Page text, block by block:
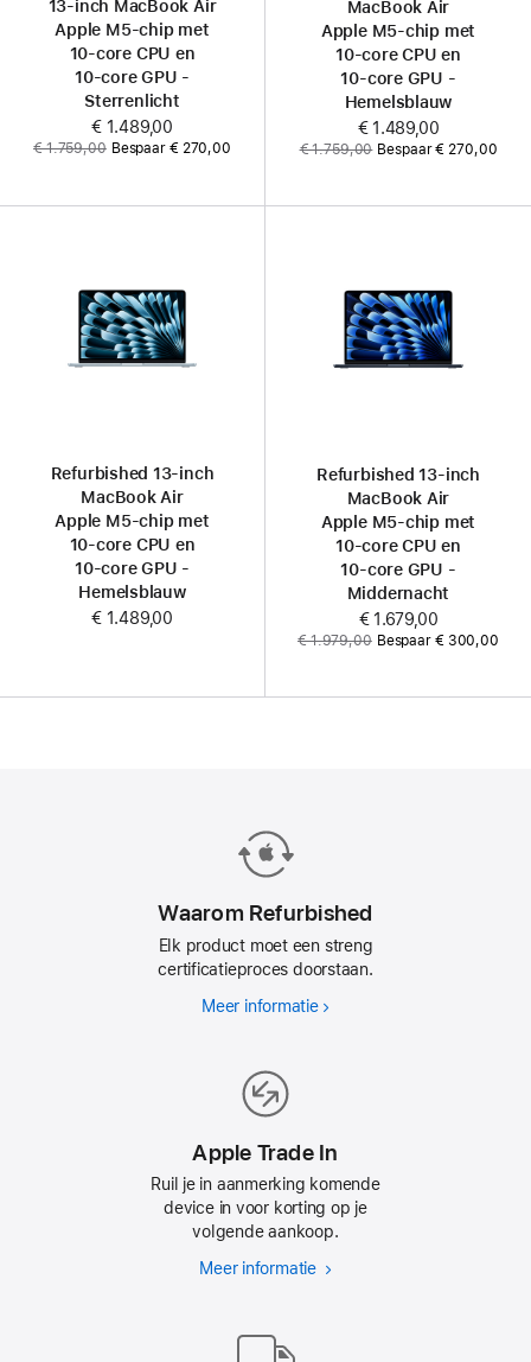
13‑inch MacBook Air
Apple M5-chip met
10‑core CPU en
10‑core GPU -
Sterrenlicht
Now
€ 1.489,00
Was
€ 1.759,00 Bespaar € 270,00
MacBook Air
Apple M5-chip met
10‑core CPU en
10‑core GPU -
Hemelsblauw
Now
€ 1.489,00
Was
€ 1.759,00 Bespaar € 270,00
Refurbished 13‑inch
MacBook Air
Apple M5-chip met
10‑core CPU en
10‑core GPU -
Hemelsblauw
€ 1.489,00
Refurbished 13‑inch
MacBook Air
Apple M5-chip met
10‑core CPU en
10‑core GPU -
Middernacht
Now
€ 1.679,00
Was
€ 1.979,00 Bespaar € 300,00
Waarom Refurbished
Elk product moet een streng
certificatieproces doorstaan.
Meer informatieWaarom
Apple Trade In
Ruil je in aanmerking komende
device in voor korting op je
volgende aankoop.
Meer informatie Apple